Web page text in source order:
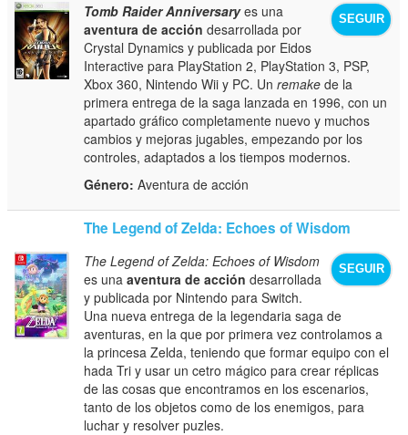
SEGUIR
Tomb Raider Anniversaryes una
aventura de acción desarrollada por
Crystal Dynamics y publicada por Eidos
Interactive para PlayStation 2, PlayStation 3, PSP,
Xbox 360, Nintendo Wii y PC. Unremake de la
primera entrega de la saga lanzada en 1996, con un
apartado gráfico completamente nuevo y muchos
cambios y mejoras jugables, empezando por los
controles, adaptados a los tiempos modernos.
Género: Aventura de acción
The Legend of Zelda: Echoes of Wisdom
SEGUIR
The Legend of Zelda: Echoes of Wisdom
es unaaventura de acción desarrollada
y publicada por Nintendo para Switch.
Una nueva entrega de la legendaria saga de
aventuras, en la que por primera vez controlamos a
la princesa Zelda, teniendo que formar equipo con el
hada Tri y usar un cetro mágico para crear réplicas
de las cosas que encontramos en los escenarios,
tanto de los objetos como de los enemigos, para
luchar y resolver puzles.